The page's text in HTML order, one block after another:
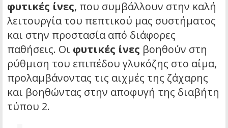
φυτικές ίνες, που συμβάλλουν στην καλή
λειτουργία του πεπτικού μας συστήματος
και στην προστασία από διάφορες
παθήσεις. Οι φυτικές ίνες βοηθούν στη
ρύθμιση του επιπέδου γλυκόζης στο αίμα,
προλαμβάνοντας τις αιχμές της ζάχαρης
και βοηθώντας στην αποφυγή της διαβήτη
τύπου 2.